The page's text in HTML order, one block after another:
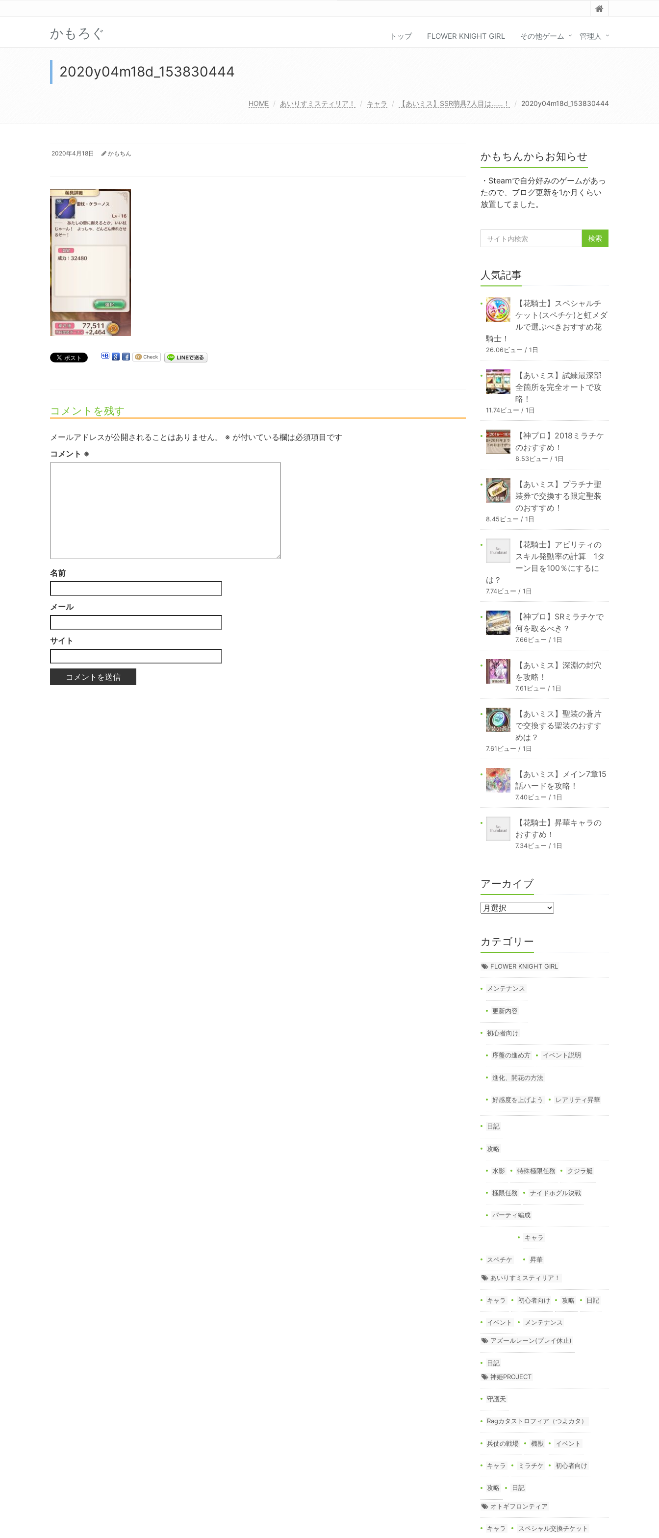
かもろぐ トップ FLOWER KNIGHT GIRL その他ゲーム 管理人
2020y04m18d_153830444
HOME あいりすミスティリア！ キャラ 【あいミス】SSR萌具7人目は……！ 2020y04m18d_153830444
2020年4月18日 かもちん
コメントを残す
メールアドレスが公開されることはありません。 ※ が付いている欄は必須項目です
コメント ※
名前
メール
サイト
かもちんからお知らせ
・Steamで自分好みのゲームがあっ
たので、ブログ更新を1か月くらい
放置してました。
人気記事
【花騎士】スペシャルチ
ケット(スペチケ)と虹メダ
ルで選ぶべきおすすめ花
騎士！
26.06ビュー / 1日
【あいミス】試練最深部
全箇所を完全オートで攻
略！
11.74ビュー / 1日
【神プロ】2018ミラチケ
のおすすめ！
8.53ビュー / 1日
【あいミス】プラチナ聖
装券で交換する限定聖装
のおすすめ！
8.45ビュー / 1日
【花騎士】アビリティの
スキル発動率の計算 1タ
ーン目を100％にするに
は？
7.74ビュー / 1日
【神プロ】SRミラチケで
何を取るべき？
7.66ビュー / 1日
【あいミス】深淵の封穴
を攻略！
7.61ビュー / 1日
【あいミス】聖装の蒼片
で交換する聖装のおすす
めは？
7.61ビュー / 1日
【あいミス】メイン7章15
話ハードを攻略！
7.40ビュー / 1日
【花騎士】昇華キャラの
おすすめ！
7.34ビュー / 1日
アーカイブ
カテゴリー
FLOWER KNIGHT GIRL
メンテナンス
更新内容
初心者向け
序盤の進め方 イベント説明
進化、開花の方法
好感度を上げよう レアリティ昇華
日記
攻略
水影 特殊極限任務 クジラ艇
極限任務 ナイドホグル決戦
パーティ編成
スペチケ
キャラ
昇華
あいりすミスティリア！
キャラ 初心者向け 攻略 日記
イベント メンテナンス
アズールレーン(プレイ休止)
日記
神姫PROJECT
守護天
Ragカタストロフィア（つよカタ）
兵仗の戦場 機獣 イベント
キャラ ミラチケ 初心者向け
攻略 日記
オトギフロンティア
キャラ スペシャル交換チケット